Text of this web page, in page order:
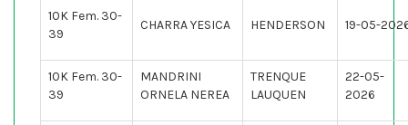
10K Fem. 30-
39
CHARRA YESICA HENDERSON 19-05-
10K Fem. 30-
39
MANDRINI
ORNELA NEREA
TRENQUE
LAUQUEN
22-05-
2026